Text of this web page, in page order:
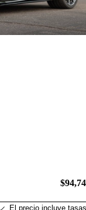
El precio incluye tasas